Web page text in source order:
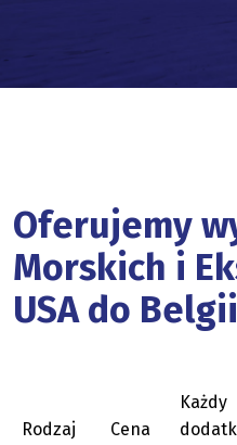
Oferujemy
Morskich i
USA do
Rodzaj
Cena
Każdy